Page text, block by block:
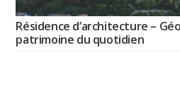
Résidence d’architecture –
patrimoine du quotidien